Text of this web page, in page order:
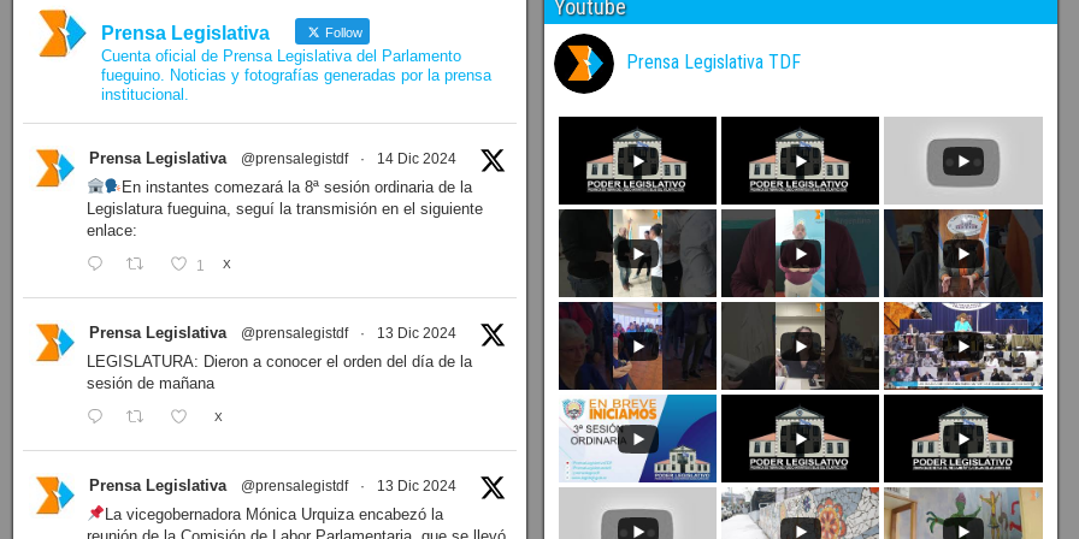
Prensa Legislativa Follow
Cuenta oficial de Prensa Legislativa del Parlamento
fueguino. Noticias y fotografías generadas por la prensa
institucional.
Prensa Legislativa @prensalegistdf · 14 Dic 2024
En instantes comezará la 8ª sesión ordinaria de la
Legislatura fueguina, seguí la transmisión en el siguiente
enlace:
1 X
Prensa Legislativa @prensalegistdf · 13 Dic 2024
LEGISLATURA: Dieron a conocer el orden del día de la
sesión de mañana
X
Prensa Legislativa @prensalegistdf · 13 Dic 2024
La vicegobernadora Mónica Urquiza encabezó la
Youtube
Prensa Legislativa TDF